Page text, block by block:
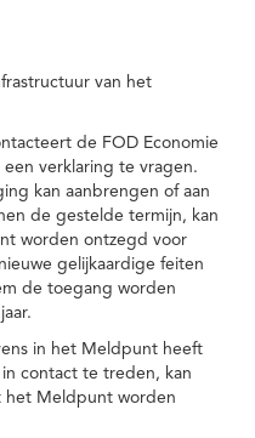
van het
de FOD Economie
verklaring te vragen.
kan aanbrengen of aan
de gestelde termijn, kan
worden ontzegd voor
gelijkaardige feiten
de toegang worden
in het Meldpunt heeft
contact te treden, kan
het Meldpunt worden